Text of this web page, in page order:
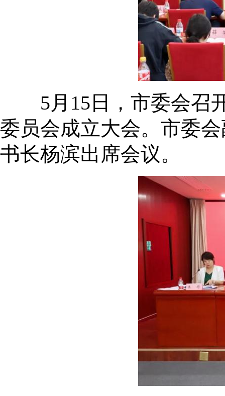
5月15日，市委会召开
委员会成立大会。市委
书长杨滨出席会议。